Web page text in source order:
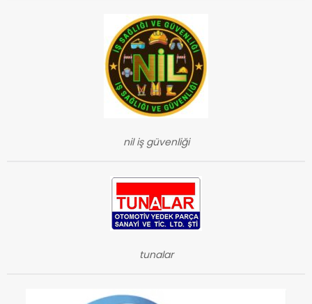
nil iş güvenliği
tunalar